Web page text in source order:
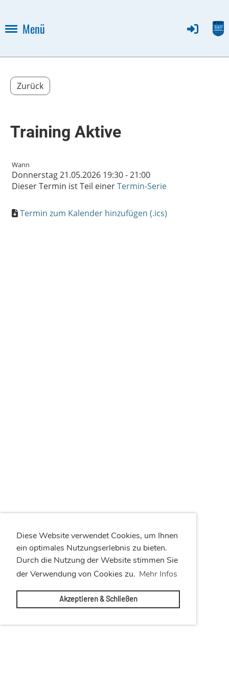
Diese Website verwendet Cookies, um Ihnen
ein optimales Nutzungserlebnis zu bieten.
Durch die Nutzung der Website stimmen Sie
der Verwendung von Cookies zu. Mehr Infos
Akzeptieren & Schließen
Menü
Zurück
Training Aktive
Wann
Donnerstag 21.05.2026 19:30 - 21:00
Dieser Termin ist Teil einerTermin-Serie
Termin zum Kalender hinzufügen (.ics)